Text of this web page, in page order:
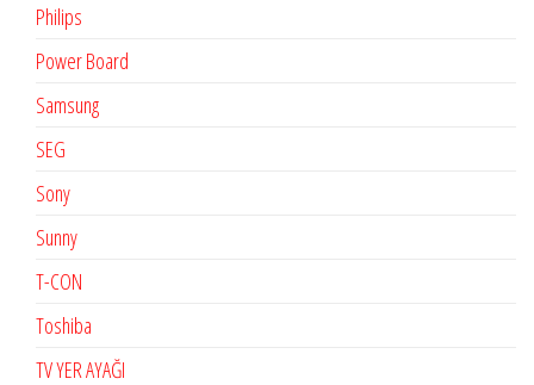
Philips
Power Board
Samsung
SEG
Sony
Sunny
T-CON
Toshiba
TV YER AYAĞI